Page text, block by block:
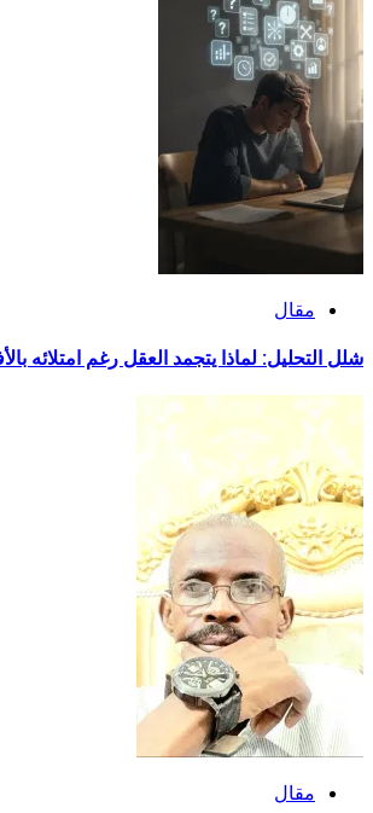
مقال
شلل التحليل: لماذا يتجمد العقل رغم امتلائه
مقال